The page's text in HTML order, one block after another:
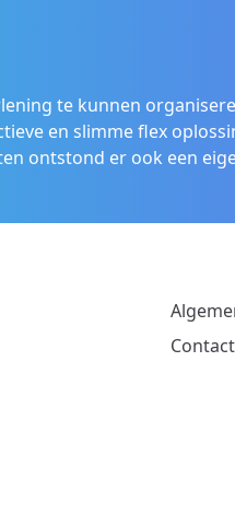
te kunnen
en slimme flex
ontstond er ook een
Contact